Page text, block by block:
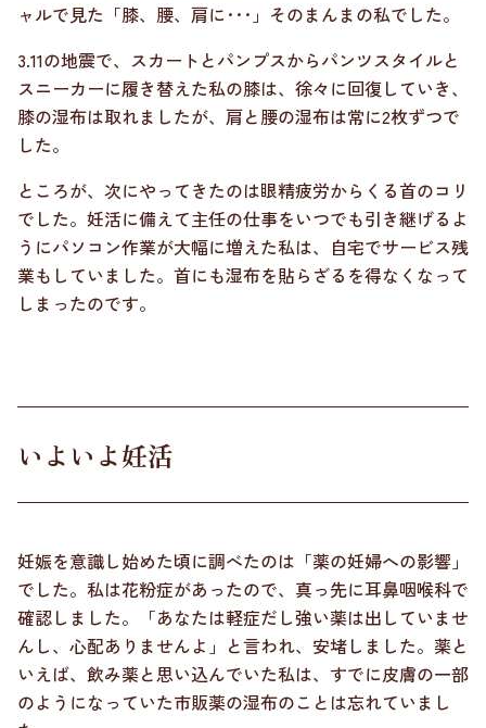
ャルで見た「膝、腰、肩に･･･」そのまんまの私でした。
3.11の地震で、スカートとパンプスからパンツスタイルと
スニーカーに履き替えた私の膝は、徐々に回復していき、
膝の湿布は取れましたが、肩と腰の湿布は常に2枚ずつで
した。
ところが、次にやってきたのは眼精疲労からくる首のコリ
でした。妊活に備えて主任の仕事をいつでも引き継げるよ
うにパソコン作業が大幅に増えた私は、自宅でサービス残
業もしていました。首にも湿布を貼らざるを得なくなって
しまったのです。
いよいよ妊活
妊娠を意識し始めた頃に調べたのは「薬の妊婦への影響」
でした。私は花粉症があったので、真っ先に耳鼻咽喉科で
確認しました。「あなたは軽症だし強い薬は出していませ
んし、心配ありませんよ」と言われ、安堵しました。薬と
いえば、飲み薬と思い込んでいた私は、すでに皮膚の一部
のようになっていた市販薬の湿布のことは忘れていまし